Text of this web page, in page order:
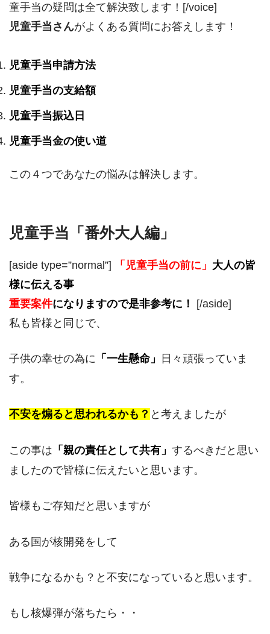
童手当の疑問は全て解決致します！[/voice]
児童手当さんがよくある質問にお答えします！
児童手当申請方法
児童手当の支給額
児童手当振込日
児童手当金の使い道
この４つであなたの悩みは解決します。
児童手当「番外大人編」
[aside type=”normal”] 「児童手当の前に」 大人の皆
様に伝える事
重要案件になりますので是非参考に！
[/aside]
私も皆様と同じで、
子供の幸せの為に 「一生懸命」
日々頑張っていま
す。
不安を煽ると思われるかも？ と考えましたが
この事は 「 親の責任として共有」 するべきだと思い
ましたので皆様に伝えたいと思います。
皆様もご存知だと思いますが
ある国が核開発をして
戦争になるかも？と不安になっていると思います。
もし核爆弾が落ちたら・・